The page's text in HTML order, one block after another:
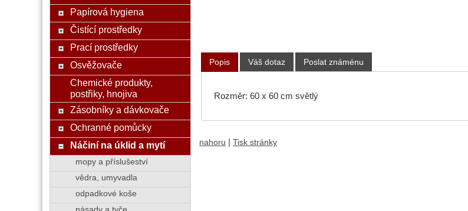
Popis Váš dotaz Poslat známénu
Rozměr: 60 x 60 cm světlý
nahoru Tisk stránky
Papírová hygiena
Čistící prostředky
Prací prostředky
Osvěžovače
Chemické produkty,
postřiky, hnojiva
Zásobníky a dávkovače
Ochranné pomůcky
Náčiní na úklid a mytí
mopy a příslušeství
vědra, umyvadla
odpadkové koše